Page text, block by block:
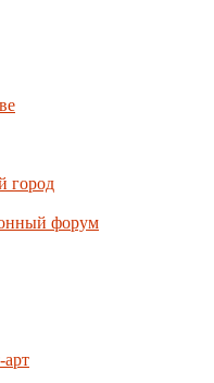
город
форум